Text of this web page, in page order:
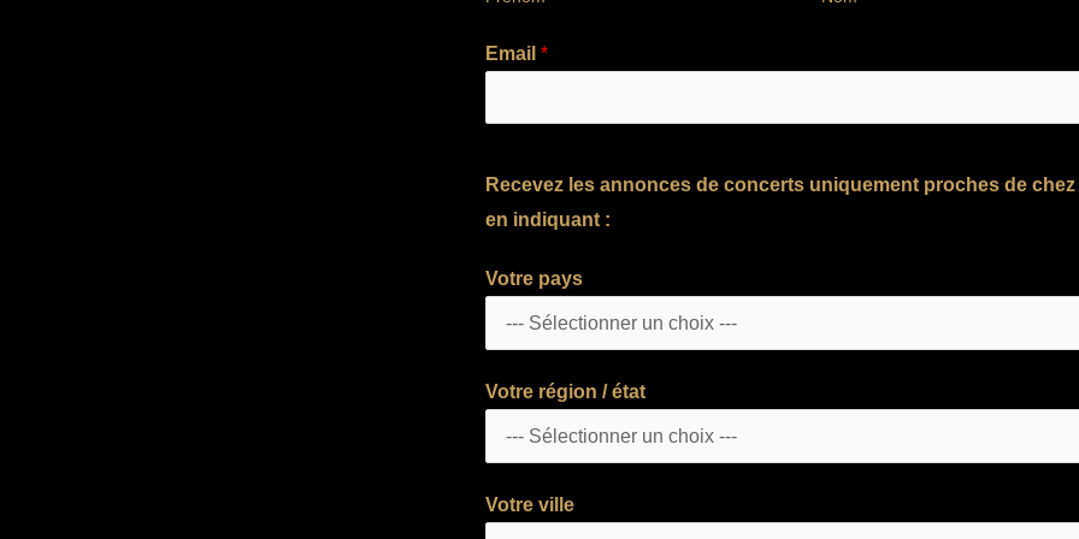
Email*
Recevez les annonces de concerts uniquement proches de
en indiquant :
Votre pays
Votre région / état
Votre ville